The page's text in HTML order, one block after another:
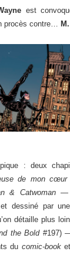
est
procès contre…
: deux
de mon cœur
& Catwoman—
dessiné par
détaille plus
the Bold#197)
du comic-booket